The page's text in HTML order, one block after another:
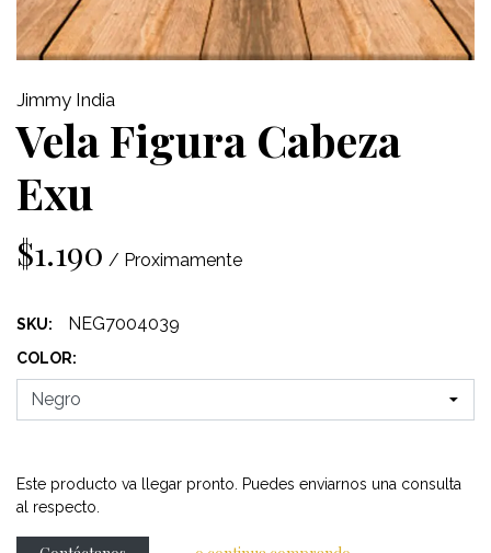
Jimmy India
Vela Figura Cabeza
Exu
$1.190 / Proximamente
SKU: NEG7004039
COLOR:
Este producto va llegar pronto. Puedes enviarnos una consulta
al respecto.